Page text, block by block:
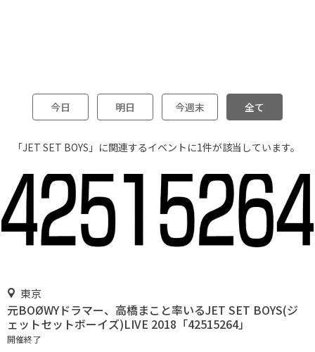
今日 明日 今週末 全て
「JET SET BOYS」に関連するイベントに1件が該当しています。
東京
元BOØWYドラマー、高橋まこと率いるJET SET BOYS(ジ
ェットセットボーイズ)LIVE 2018「42515264」
開催終了